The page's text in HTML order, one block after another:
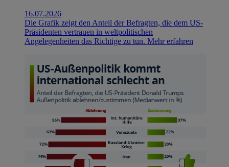
16.07.2026
Die Grafik zeigt den Anteil der Befragten, die dem US-
Präsidenten vertrauen in weltpolitischen
Angelegenheiten das Richtige zu tun. Mehr erfahren